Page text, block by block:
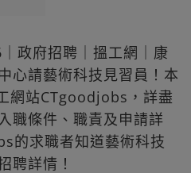
政府招聘｜搵工網｜康
心請藝術科技見習員！本
網站CTgoodjobs，詳盡
職條件、職責及申請詳
的求職者知道藝術科技
聘詳情！